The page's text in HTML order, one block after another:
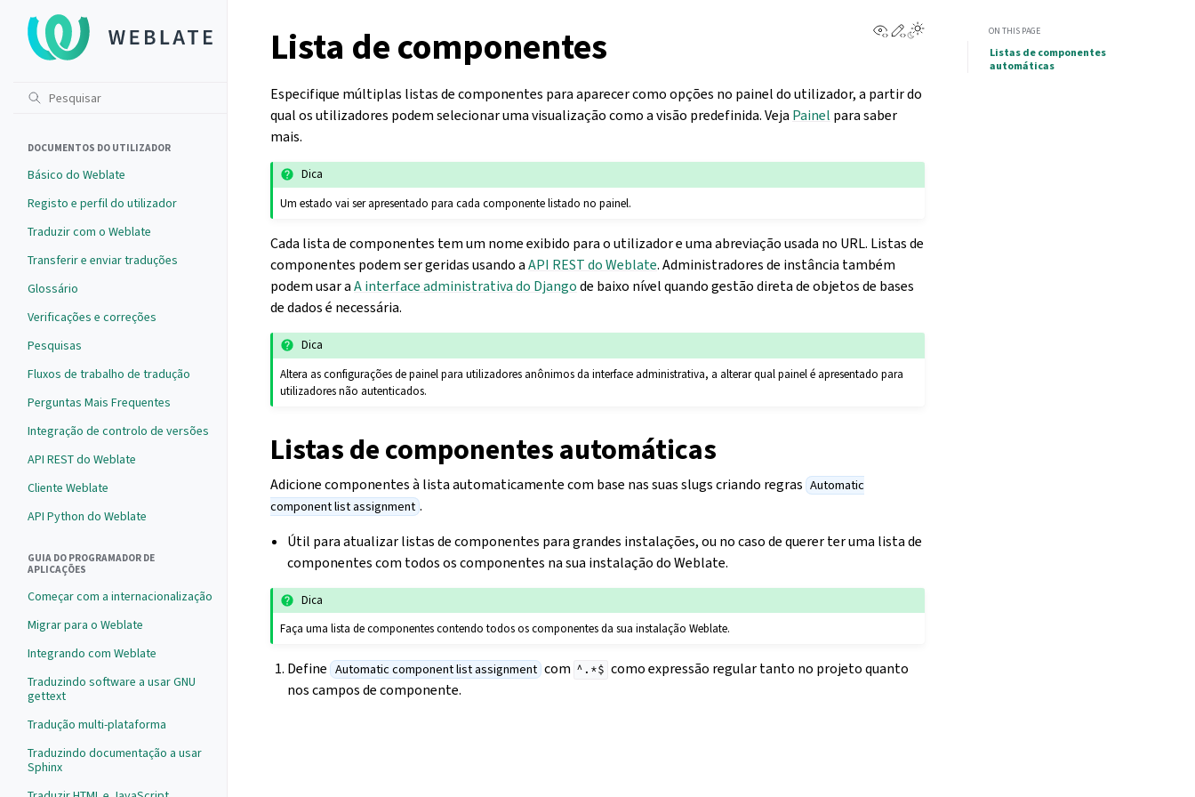
DOCUMENTOS DO UTILIZADOR
Básico do Weblate
Registo e perfil do utilizador
Traduzir com o Weblate
Transferir e enviar traduções
Glossário
Verificações e correções
Pesquisas
Fluxos de trabalho de tradução
Perguntas Mais Frequentes
Integração de controlo de versões
API REST do Weblate
Cliente Weblate
API Python do Weblate
GUIA DO PROGRAMADOR DE
APLICAÇÕES
Começar com a internacionalização
Migrar para o Weblate
Integrando com Weblate
Traduzindo software a usar GNU
gettext
Tradução multi-plataforma
Traduzindo documentação a usar
Sphinx
View this page
Edit this page
Lista de componentes
Especifique múltiplas listas de componentes para aparecer como opções no painel do utilizador, a partir do
qual os utilizadores podem selecionar uma visualização como a visão predefinida. Veja Painel para saber
mais.
Dica
Um estado vai ser apresentado para cada componente listado no painel.
Cada lista de componentes tem um nome exibido para o utilizador e uma abreviação usada no URL. Listas de
componentes podem ser geridas usando aAPI REST do Weblate. Administradores de instância também
podem usar aA interface administrativa do Djangode baixo nível quando gestão direta de objetos de bases
de dados é necessária.
Dica
Altera as configurações de painel para utilizadores anônimos da interface administrativa, a alterar qual painel é apresentado para
utilizadores não autenticados.
Listas de componentes automáticas
Adicione componentes à lista automaticamente com base nas suas slugs criando regras Automatic
component list assignment .
Útil para atualizar listas de componentes para grandes instalações, ou no caso de querer ter uma lista de
componentes com todos os componentes na sua instalação do Weblate.
Dica
Faça uma lista de componentes contendo todos os componentes da sua instalação Weblate.
Define Automatic component list assignment com ^.*$ como expressão regular tanto no projeto quanto
nos campos de componente.
ON THIS PAGE
Listas de componentes
automáticas